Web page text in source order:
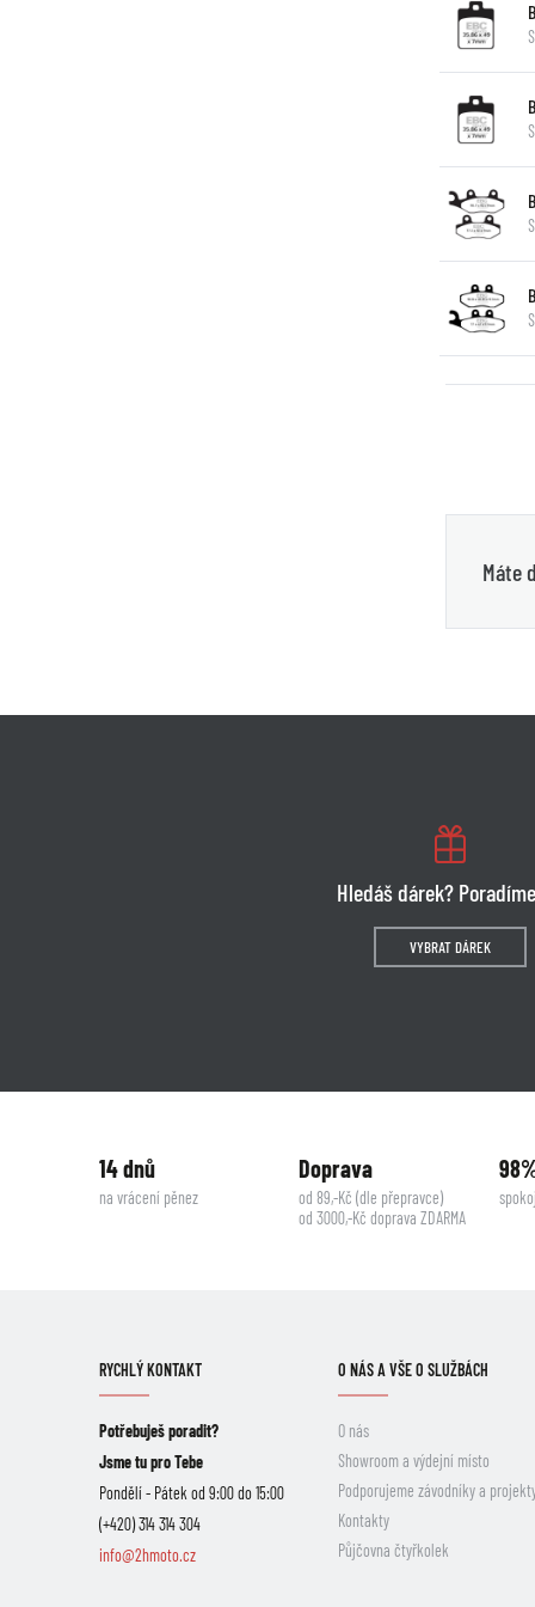
Máte
Hledáš dárek?
VYBRAT DÁREK
14 dnů
na vrácení pěnez
Doprava
od 89,-Kč (dle přepravce)
od 3000,-Kč doprava ZDARMA
RYCHLÝ KONTAKT
Potřebuješ poradit?
Jsme tu pro Tebe
Pondělí - Pátek od 9:00 do 15:00
(+420) 314 314 304
info@2hmoto.cz
O NÁS A VŠE O SLUŽBÁCH
O nás
Showroom a výdejní místo
Podporujeme závodníky a
Kontakty
Půjčovna čtyřkolek